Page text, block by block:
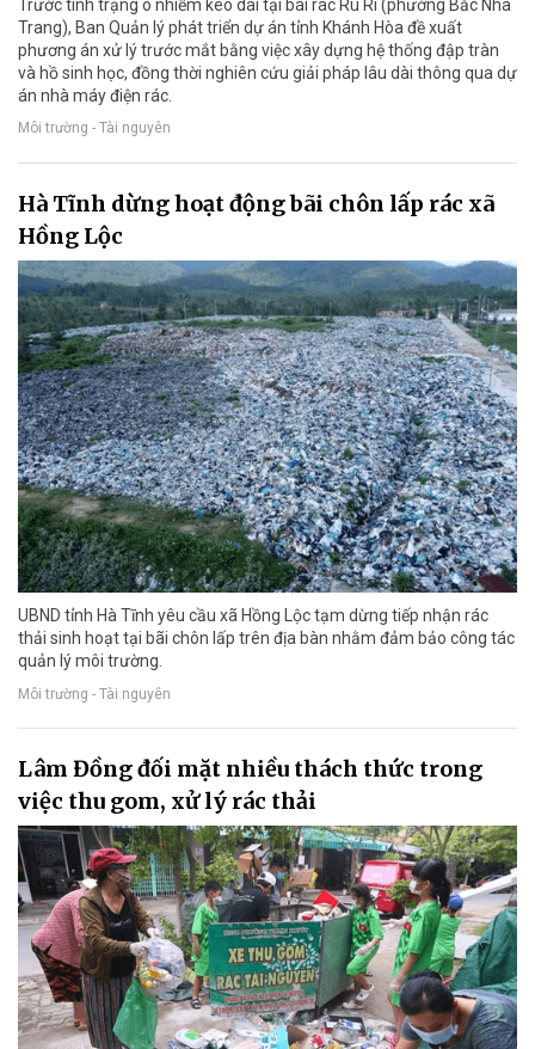
Trước tình trạng ô nhiễm kéo dài tại bãi rác Rù Rì (phường Bắc Nha
Trang), Ban Quản lý phát triển dự án tỉnh Khánh Hòa đề xuất
phương án xử lý trước mắt bằng việc xây dựng hệ thống đập tràn
và hồ sinh học, đồng thời nghiên cứu giải pháp lâu dài thông qua dự
án nhà máy điện rác.
Môi trường - Tài nguyên
Hà Tĩnh dừng hoạt động bãi chôn lấp rác xã
Hồng Lộc
UBND tỉnh Hà Tĩnh yêu cầu xã Hồng Lộc tạm dừng tiếp nhận rác
thải sinh hoạt tại bãi chôn lấp trên địa bàn nhằm đảm bảo công tác
quản lý môi trường.
Môi trường - Tài nguyên
Lâm Đồng đối mặt nhiều thách thức trong
việc thu gom, xử lý rác thải